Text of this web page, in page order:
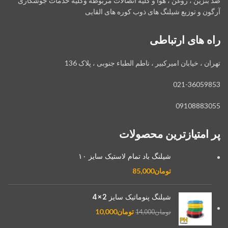
آرگون و توزیع شیلنگ های ذوب کوره های القایی
راه های ارتباطی
تهران ، خیابان امیرکبیر ، ناطم الطباء جنوبی ، پلاک 136
021-36059853
09108883055
پر امتیازترین محصولات
شیلنگ باد تمام لاستیک سایز ۱۰
تومان85,000
شیلنگ پنوماتیک سایز 2×4
تومان14,000 تومان10,000